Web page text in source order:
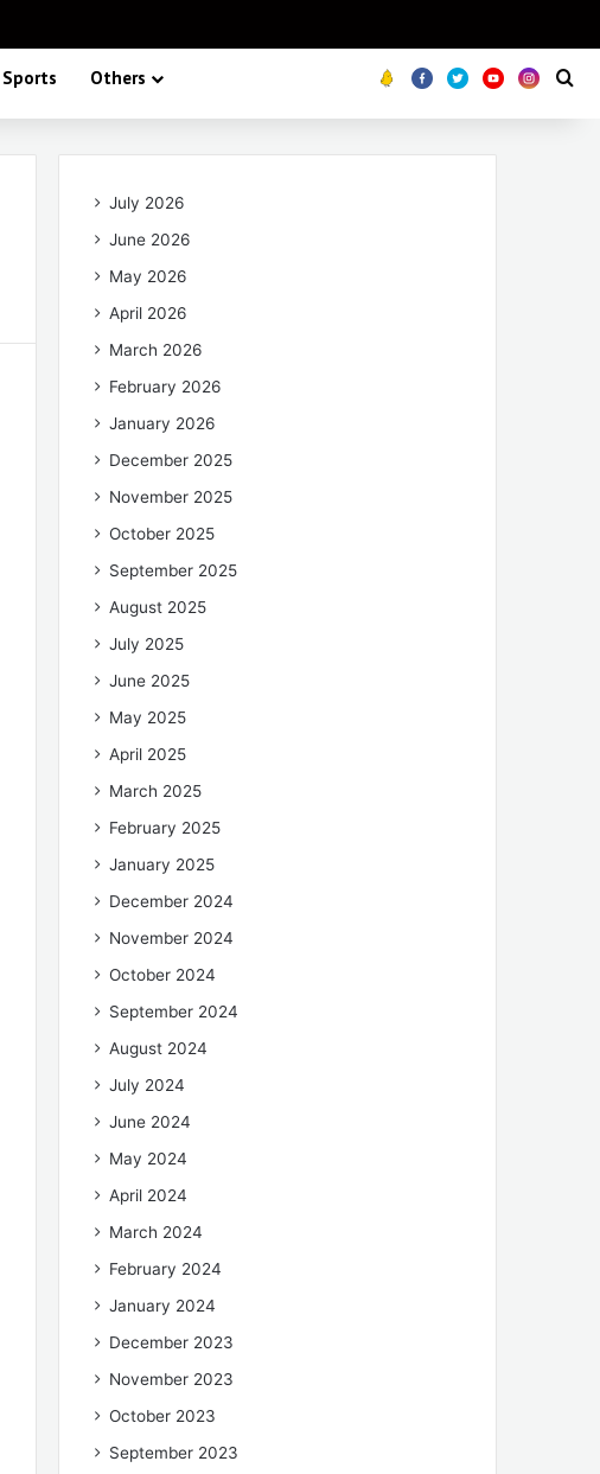
Sports Others Koo FB TwitterYoutube
July 2026
June 2026
May 2026
April 2026
March 2026
February 2026
January 2026
December 2025
November 2025
October 2025
September 2025
August 2025
July 2025
June 2025
May 2025
April 2025
March 2025
February 2025
January 2025
December 2024
November 2024
October 2024
September 2024
August 2024
July 2024
June 2024
May 2024
April 2024
March 2024
February 2024
January 2024
December 2023
November 2023
October 2023
September 2023